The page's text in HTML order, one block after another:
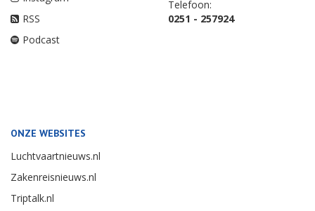
RSS
Podcast
Telefoon:
0251 - 257924
ONZE WEBSITES
Luchtvaartnieuws.nl
Zakenreisnieuws.nl
Triptalk.nl